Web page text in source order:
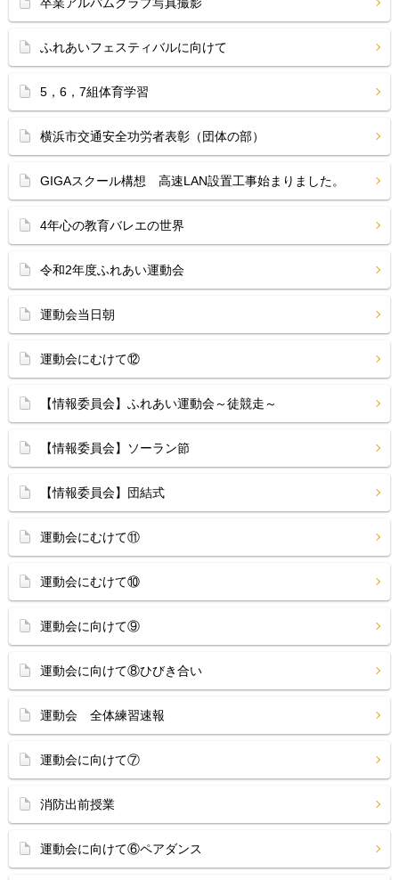
ふれあいフェスティバルに向けて
5，6，7組体育学習
横浜市交通安全功労者表彰（団体の部）
GIGAスクール構想 高速LAN設置工事始まりました。
4年心の教育バレエの世界
令和2年度ふれあい運動会
運動会当日朝
運動会にむけて⑫
【情報委員会】ふれあい運動会～徒競走～
【情報委員会】ソーラン節
【情報委員会】団結式
運動会にむけて⑪
運動会にむけて⑩
運動会に向けて⑨
運動会に向けて⑧ひびき合い
運動会 全体練習速報
運動会に向けて⑦
消防出前授業
運動会に向けて⑥ペアダンス